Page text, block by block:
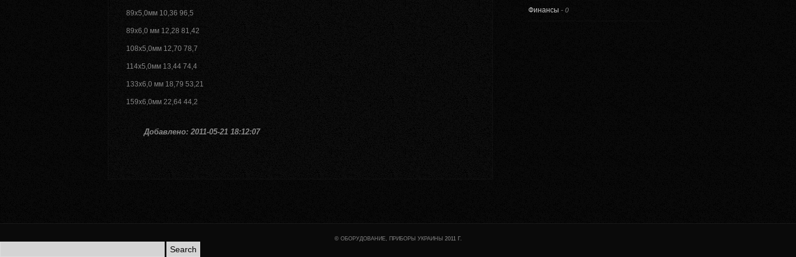
89х5,0мм 10,36 96,5
89х6,0 мм 12,28 81,42
108х5,0мм 12,70 78,7
114х5,0мм 13,44 74,4
133х6,0 мм 18,79 53,21
159х6,0мм 22,64 44,2
Добавлено: 2011-05-21 18:12:07
Финансы - 0
© ОБОРУДОВАНИЕ, ПРИБОРЫ УКРАИНЫ 2011 Г.